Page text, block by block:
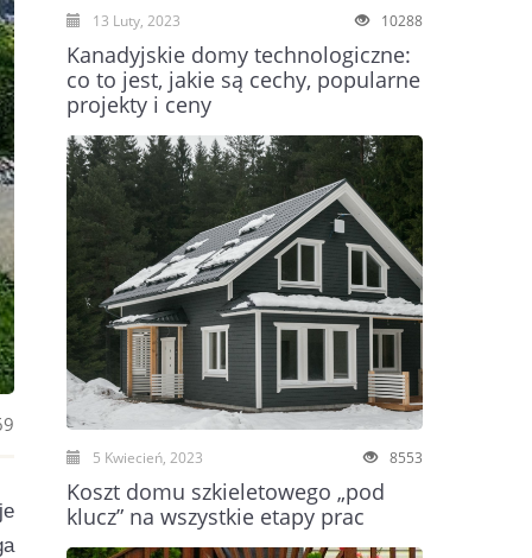
10288
13 Luty, 2023
Kanadyjskie domy technologiczne:
co to jest, jakie są cechy, popularne
projekty i ceny
8553
5 Kwiecień, 2023
Koszt domu szkieletowego „pod
klucz” na wszystkie etapy prac